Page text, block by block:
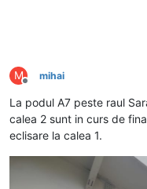
M
Deconectat
mihai
La podul A7 peste raul
calea 2 sunt in curs de
eclisare la calea 1.